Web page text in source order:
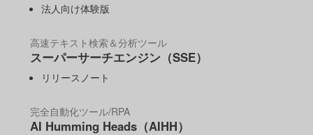
法人向け体験版
高速テキスト検索＆分析ツール
スーパーサーチエンジン（SSE）
リリースノート
完全自動化ツール/RPA
AI Humming Heads（AIHH）